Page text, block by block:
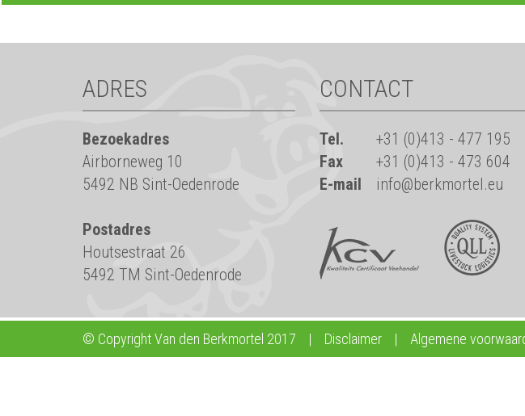
ADRES
Bezoekadres
Airborneweg 10
5492 NB Sint-Oedenrode
Postadres
Houtsestraat 26
5492 TM Sint-Oedenrode
CONTACT
Tel.
+31 (0)413 - 477 195
Fax
+31 (0)413 - 473 604
E-mail
info@berkmortel.eu
© Copyright Van den Berkmortel 2017 | Disclaimer | Algemene